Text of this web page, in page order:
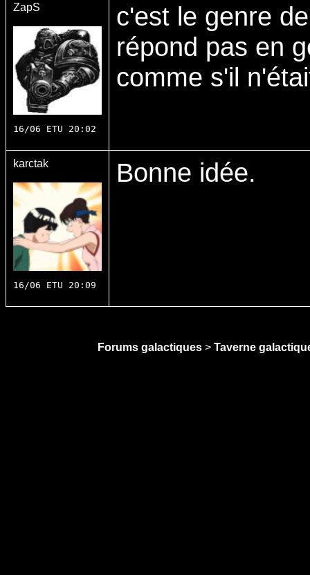
ZapS
16/06 ETU 20:02
c'est le genre
répond pas en
comme s'il
karctak
16/06 ETU 20:09
Bonne idée.
Forums galactiques > Taverne